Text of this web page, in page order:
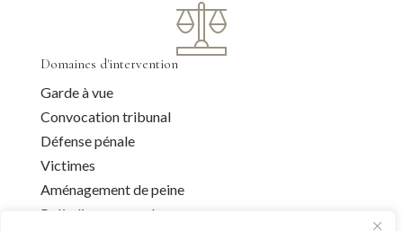
Domaines d'intervention
Garde à vue
Convocation tribunal
Défense pénale
Victimes
Aménagement de peine
Préjudice corporel